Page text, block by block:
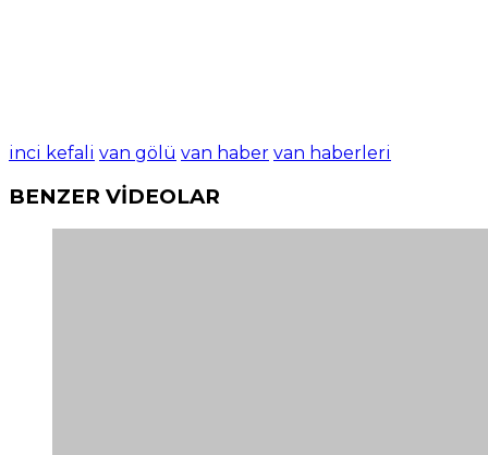
inci kefali van gölü van haber van haberleri
BENZER VİDEOLAR